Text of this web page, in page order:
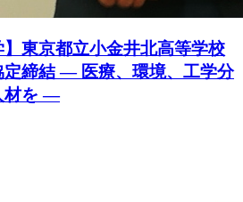
】東京都立小金井北高等学校
定締結 — 医療、環境、工学分
材を —